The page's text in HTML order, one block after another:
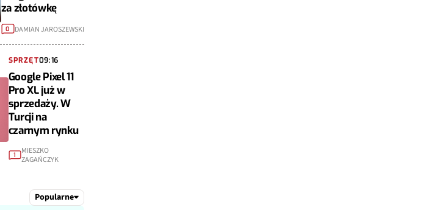
za złotówkę
0 DAMIAN JAROSZEWSKI
SPRZĘT09:16
Google Pixel 11
Pro XL już w
sprzedaży. W
Turcji na
czarnym rynku
1
MIESZKO
ZAGAŃCZYK
Popularne